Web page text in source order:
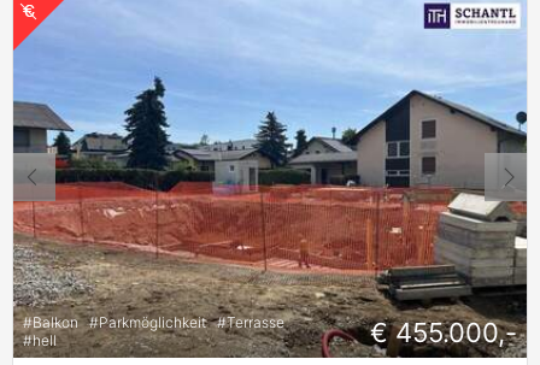
#Balkon #Parkmöglichkeit #Terrasse
#hell € 455.000,-